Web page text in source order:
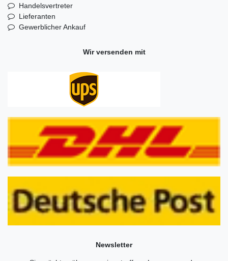
Handelsvertreter
Lieferanten
Gewerblicher Ankauf
Wir versenden mit
Newsletter